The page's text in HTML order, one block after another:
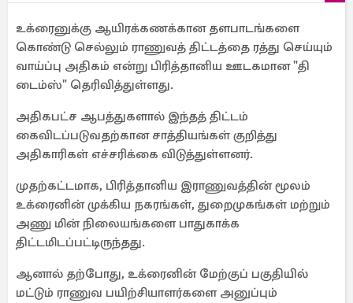
உக்ரைனுக்கு ஆயிரக்கணக்கான தளபாடங்களை
கொண்டு செல்லும் ராணுவத் திட்டத்தை ரத்து செய்யும்
வாய்ப்பு அதிகம் என்று பிரித்தானிய ஊடகமான "தி
டைம்ஸ்" தெரிவித்துள்ளது.
அதிகபட்ச ஆபத்துகளால் இந்தத் திட்டம்
கைவிடப்படுவதற்கான சாத்தியங்கள் குறித்து
அதிகாரிகள் எச்சரிக்கை விடுத்துள்ளனர்.
முதற்கட்டமாக, பிரித்தானிய இராணுவத்தின் மூலம்
உக்ரைனின் முக்கிய நகரங்கள், துறைமுகங்கள் மற்றும்
அணு மின் நிலையங்களை பாதுகாக்க
திட்டமிடப்பட்டிருந்தது.
ஆனால் தற்போது, உக்ரைனின் மேற்குப் பகுதியில்
மட்டும் ராணுவ பயிற்சியாளர்களை அனுப்பும்